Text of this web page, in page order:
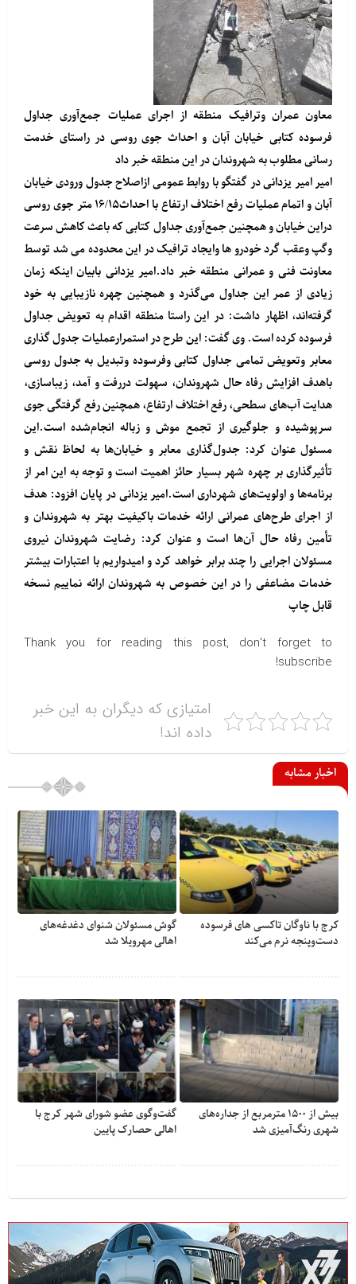
معاون عمران وترافیک منطقه از اجرای عملیات جمع‌آوری جداول
فرسوده کتابی خیابان آبان و احداث جوی روسی در راستای خدمت
رسانی مطلوب به شهروندان در این منطقه خبر داد
امیر امیر یزدانی در گفتگو با روابط عمومی ازاصلاح جدول ورودی خیابان
آبان و اتمام عملیات رفع اختلاف ارتفاع با احداث۱۶/۱۵ متر جوی روسی
دراین خیابان و همچنین جمع‌آوری جداول کتابی که باعث کاهش سرعت
وگپ وعقب گرد خودرو ها وایجاد ترافیک در این محدوده می شد توسط
معاونت فنی و عمرانی منطقه خبر داد.امیر یزدانی بابیان اینکه زمان
زیادی از عمر این جداول می‌گذرد و همچنین چهره نازیبایی به خود
گرفته‌اند، اظهار داشت: در این راستا منطقه اقدام به تعویض جداول
فرسوده کرده است. وی گفت: این طرح در استمرارعملیات جدول گذاری
معابر وتعویض تمامی جداول کتابی وفرسوده وتبدیل به جدول روسی
باهدف افزایش رفاه حال شهروندان، سهولت دررفت و آمد، زیباسازی،
هدایت آب‌های سطحی، رفع اختلاف ارتفاع، همچنین رفع گرفتگی جوی
سرپوشیده و جلوگیری از تجمع موش و زباله انجام‌شده است.این
مسئول عنوان کرد: جدول‌گذاری معابر و خیابان‌ها به لحاظ نقش و
تأثیرگذاری بر چهره شهر بسیار حائز اهمیت است و توجه به این امر از
برنامه‌ها و اولویت‌های شهرداری است.امیر یزدانی در پایان افزود: هدف
از اجرای طرح‌های عمرانی ارائه خدمات باکیفیت بهتر به شهروندان و
تأمین رفاه حال آن‌ها است و عنوان کرد: رضایت شهروندان نیروی
مسئولان اجرایی را چند برابر خواهد کرد و امیدواریم با اعتبارات بیشتر
خدمات مضاعفی را در این خصوص به شهروندان ارائه نماییم نسخه
قابل چاپ
Thank you for reading this post, don't forget to
subscribe!
امتیازی که دیگران به این خبر
داده اند!
اخبار مشابه
کرج با ناوگان تاکسی های فرسوده
دست‌وپنجه نرم می‌کند
گوش مسئولان شنوای دغدغه‎‌های
اهالی مهرویلا شد
بیش از ۱۵۰۰ مترمربع از جداره‌های
شهری رنگ‌آمیزی شد
گفت‌وگوی عضو شورای شهر کرج با
اهالی حصارک پایین